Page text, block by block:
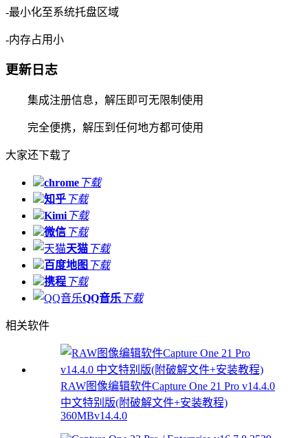
-最小化至系统托盘区域
-内存占用小
更新日志
集成注册信息，解压即可无限制使用
完全便携，解压到任何地方都可使用
大家还下载了
chrome下载
知乎下载
Kimi下载
微信下载
天猫下载
百度地图 下载
携程下载
QQ音乐下载
相关软件
RAW图像编辑软件Capture One 21 Pro v14.4.0
中文特别版(附破解文件+安装教程)
360MBv14.4.0